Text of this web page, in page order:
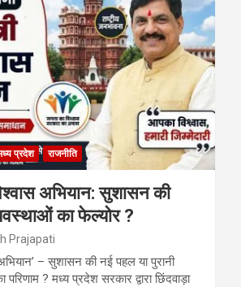
प्रदेश राजनीति
अभियान: सुशासन की
का फेल्योर ?
Prajapati
– सुशासन की नई पहल या पुरानी
? मध्य प्रदेश सरकार द्वारा छिंदवाड़ा